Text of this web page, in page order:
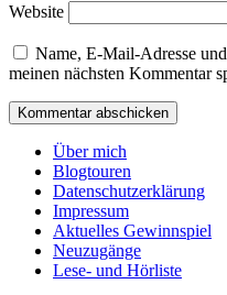
Website
Name, E-Mail-Adresse
meinen nächsten Kommentar
Über mich
Blogtouren
Datenschutzerklärung
Impressum
Aktuelles Gewinnspiel
Neuzugänge
Lese- und Hörliste